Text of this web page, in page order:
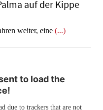
auf der Kippe
weiter, eine (...)
to load the
due to trackers that are not